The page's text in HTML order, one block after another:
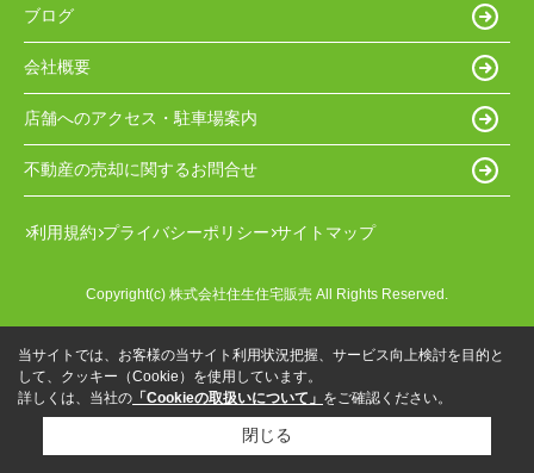
ブログ
会社概要
店舗へのアクセス・駐車場案内
不動産の売却に関するお問合せ
利用規約 プライバシーポリシー サイトマップ
Copyright(c) 株式会社住生住宅販売 All Rights Reserved.
当サイトでは、お客様の当サイト利用状況把握、サービス向上検討を目的と
して、クッキー（Cookie）を使用しています。
詳しくは、当社の 「Cookieの取扱いについて」 をご確認ください。
閉じる